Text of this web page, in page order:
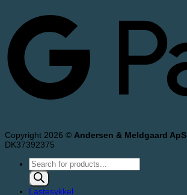
Copyright 2026 © Andersen & Meldgaard ApS
DK37392375
Products
search
Lastesykkel